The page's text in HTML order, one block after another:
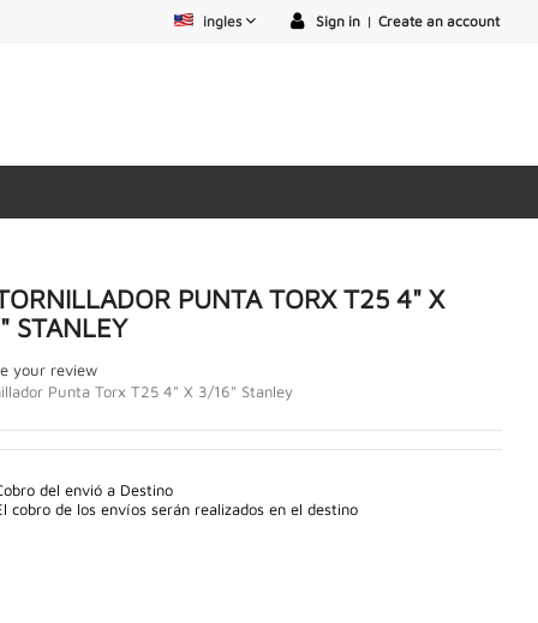
Sign in | Create an account
ingles
PUNTA TORX T25 4" X
STANLEY
your review
Punta Torx T25 4" X 3/16" Stanley
del envió a Destino
cobro de los envíos serán realizados en el destino